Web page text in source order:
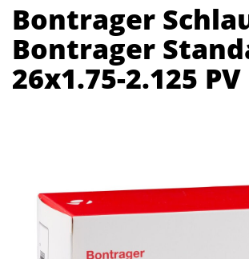
Bontrager
Bontrager
26x1.75-2.125